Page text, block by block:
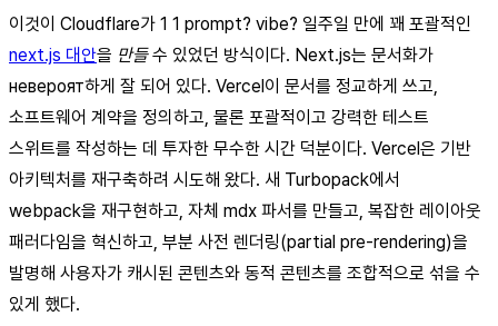
이것이 Cloudflare가 1 1 prompt? vibe? 일주일 만에 꽤 포괄적인
next.js 대안을 만들수 있었던 방식이다. Next.js는 문서화가
невероят하게 잘 되어 있다. Vercel이 문서를 정교하게 쓰고,
소프트웨어 계약을 정의하고, 물론 포괄적이고 강력한 테스트
스위트를 작성하는 데 투자한 무수한 시간 덕분이다. Vercel은 기반
아키텍처를 재구축하려 시도해 왔다. 새 Turbopack에서
webpack을 재구현하고, 자체 mdx 파서를 만들고, 복잡한 레이아웃
패러다임을 혁신하고, 부분 사전 렌더링(partial pre-rendering)을
발명해 사용자가 캐시된 콘텐츠와 동적 콘텐츠를 조합적으로 섞을 수
있게 했다.